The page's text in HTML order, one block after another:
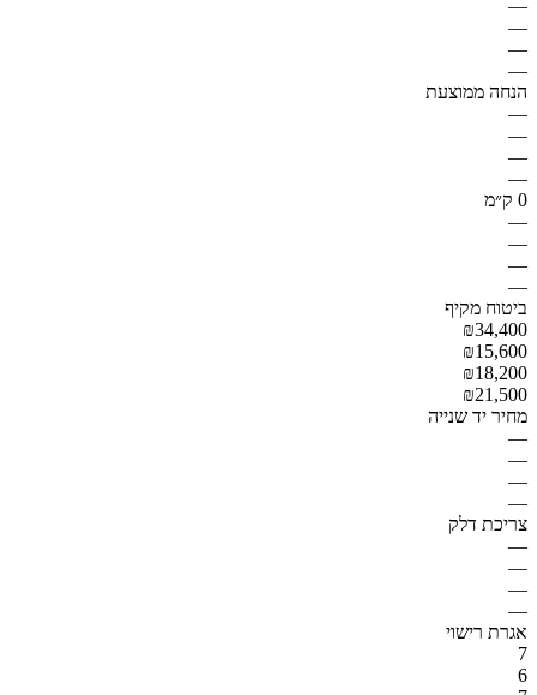
—
—
—
—
הנחה ממוצעת
—
—
—
—
0 ק״מ
—
—
—
—
ביטוח מקיף
₪34,400
₪15,600
₪18,200
₪21,500
מחיר יד שנייה
—
—
—
—
צריכת דלק
—
—
—
—
אגרת רישוי
7
6